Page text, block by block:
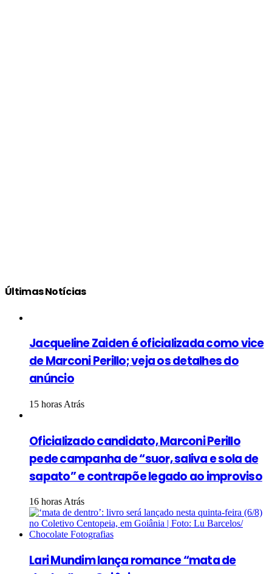
Últimas Notícias
Jacqueline Zaiden é oficializada como vice
de Marconi Perillo; veja os detalhes do
anúncio
15 horas Atrás
Oficializado candidato, Marconi Perillo
pede campanha de “suor, saliva e sola de
sapato” e contrapõe legado ao improviso
16 horas Atrás
Lari Mundim lança romance “mata de